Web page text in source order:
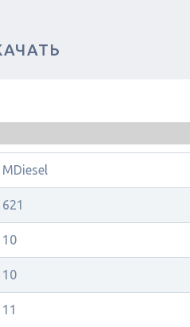
MDiesel
621
10
10
11